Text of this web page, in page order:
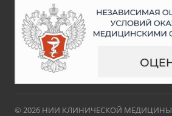
© 2026 НИИ КЛИНИЧЕСКОЙ МЕДИЦИНЫ